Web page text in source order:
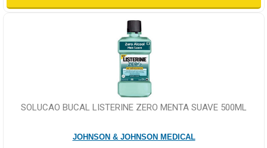
SOLUCAO BUCAL LISTERINE ZERO MENTA SUAVE 500ML
JOHNSON & JOHNSON MEDICAL